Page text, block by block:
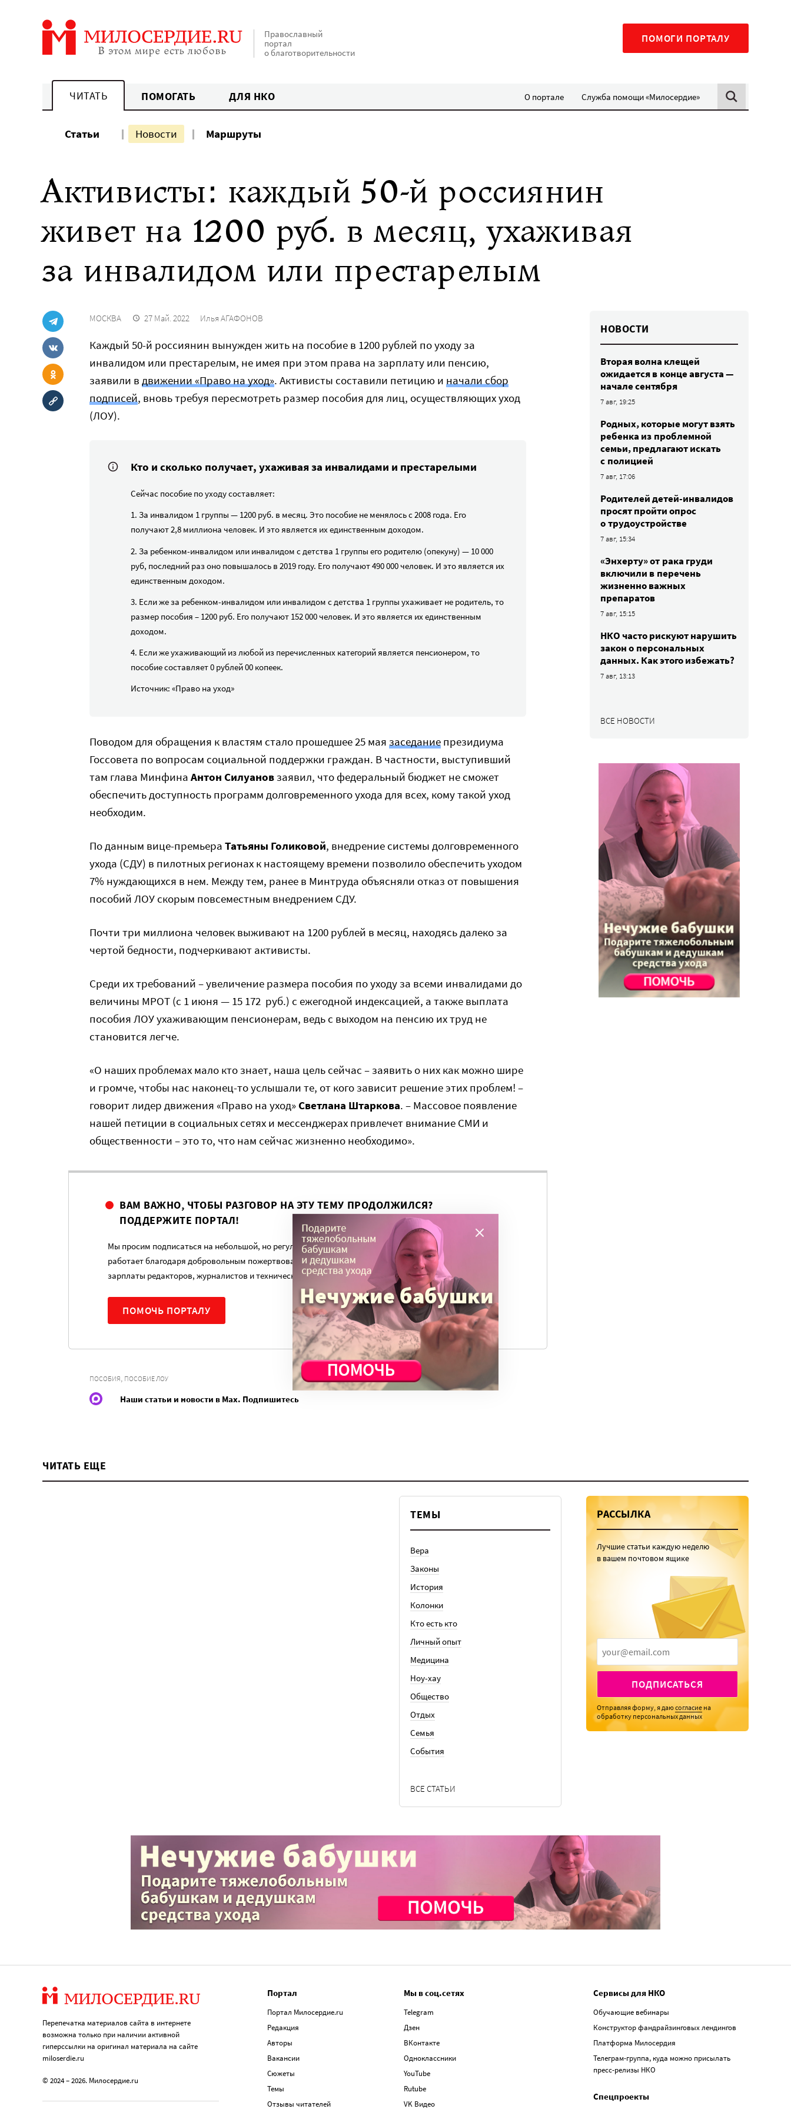
Православный
портал
о благотворительности
ПОМОГИ ПОРТАЛУ
ЧИТАТЬ ПОМОГАТЬ ДЛЯ НКО О портале Служба помощи «Милосердие»
Статьи Новости Маршруты
Активисты: каждый 50-й россиянин
живет на 1200 руб. в месяц, ухаживая
за инвалидом или престарелым
МОСКВА 27 Май. 2022 Илья АГАФОНОВ
Каждый 50-й россиянин вынужден жить на пособие в 1200 рублей по уходу за
инвалидом или престарелым, не имея при этом права на зарплату или пенсию,
заявили в движении «Право на уход». Активисты составили петицию и начали сбор
подписей, вновь требуя пересмотреть размер пособия для лиц, осуществляющих уход
(ЛОУ).
Кто и сколько получает, ухаживая за инвалидами и престарелыми
Сейчас пособие по уходу составляет:
1. За инвалидом 1 группы — 1200 руб. в месяц. Это пособие не менялось с 2008 года. Его
получают 2,8 миллиона человек. И это является их единственным доходом.
2. За ребенком-инвалидом или инвалидом с детства 1 группы его родителю (опекуну) — 10 000
руб, последний раз оно повышалось в 2019 году. Его получают 490 000 человек. И это является их
единственным доходом.
3. Если же за ребенком-инвалидом или инвалидом с детства 1 группы ухаживает не родитель, то
размер пособия – 1200 руб. Его получают 152 000 человек. И это является их единственным
доходом.
4. Если же ухаживающий из любой из перечисленных категорий является пенсионером, то
пособие составляет 0 рублей 00 копеек.
Источник: «Право на уход»
Поводом для обращения к властям стало прошедшее 25 мая заседание президиума
Госсовета по вопросам социальной поддержки граждан. В частности, выступивший
там глава Минфина Антон Силуанов заявил, что федеральный бюджет не сможет
обеспечить доступность программ долговременного ухода для всех, кому такой уход
необходим.
По данным вице-премьера Татьяны Голиковой, внедрение системы долговременного
ухода (СДУ) в пилотных регионах к настоящему времени позволило обеспечить уходом
7% нуждающихся в нем. Между тем, ранее в Минтруда объясняли отказ от повышения
пособий ЛОУ скорым повсеместным внедрением СДУ.
Почти три миллиона человек выживают на 1200 рублей в месяц, находясь далеко за
чертой бедности, подчеркивают активисты.
Среди их требований – увеличение размера пособия по уходу за всеми инвалидами до
величины МРОТ (с 1 июня — 15 172 руб.) с ежегодной индексацией, а также выплата
пособия ЛОУ ухаживающим пенсионерам, ведь с выходом на пенсию их труд не
становится легче.
«О наших проблемах мало кто знает, наша цель сейчас – заявить о них как можно шире
и громче, чтобы нас наконец-то услышали те, от кого зависит решение этих проблем! –
говорит лидер движения «Право на уход» Светлана Штаркова. – Массовое появление
нашей петиции в социальных сетях и мессенджерах привлечет внимание СМИ и
общественности – это то, что нам сейчас жизненно необходимо».
ВАМ ВАЖНО, ЧТОБЫ РАЗГОВОР НА ЭТУ ТЕМУ ПРОДОЛЖИЛСЯ?
ПОДДЕРЖИТЕ ПОРТАЛ!
Мы просим подписаться на небольшой, но регулярный платеж в пользу нашего сайта. Милосердие.ru
работает благодаря добровольным пожертвованиям наших читателей. На командировки, съемки,
зарплаты редакторов, журналистов и техническую поддержку сайта нужны средства.
ПОМОЧЬ ПОРТАЛУ
ПОСОБИЯ, ПОСОБИЕ ЛОУ
Наши статьи и новости в Max. Подпишитесь
НОВОСТИ
Вторая волна клещей
ожидается в конце августа —
начале сентября
7 авг, 19:25
Родных, которые могут взять
ребенка из проблемной
семьи, предлагают искать
с полицией
7 авг, 17:06
Родителей детей-инвалидов
просят пройти опрос
о трудоустройстве
7 авг, 15:34
«Энхерту» от рака груди
включили в перечень
жизненно важных
препаратов
7 авг, 15:15
НКО часто рискуют нарушить
закон о персональных
данных. Как этого избежать?
7 авг, 13:13
ВСЕ НОВОСТИ
ЧИТАТЬ ЕЩЕ
ТЕМЫ
Вера
Законы
История
Колонки
Кто есть кто
Личный опыт
Медицина
Ноу-хау
Общество
Отдых
Семья
События
ВСЕ СТАТЬИ
РАССЫЛКА
Лучшие статьи каждую неделю
в вашем почтовом ящике
ПОДПИСАТЬСЯ
Отправляя форму, я даюсогласие на
обработку персональных данных
Перепечатка материалов сайта в интернете
возможна только при наличии активной
гиперссылки на оригинал материала на сайте
miloserdie.ru
© 2024 – 2026. Милосердие.ru
Портал
Портал Милосердие.ru
Редакция
Авторы
Вакансии
Сюжеты
Темы
Отзывы читателей
Мы в соц.сетях
Telegram
Дзен
ВКонтакте
Одноклассники
YouTube
Rutube
VK Видео
Сервисы для НКО
Обучающие вебинары
Конструктор фандрайзинговых лендингов
Платформа Милосердия
Телеграм-группа, куда можно присылать
пресс-релизы НКО
Спецпроекты